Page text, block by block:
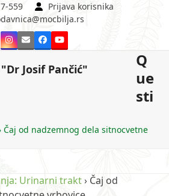
559
Prijava korisnika
Instagram
EmailFacebookYouTube
Josif Pančić"
Q
ue
sti
Čaj od nadzemnog dela sitnocvetne
Urinarni trakt› Čaj od